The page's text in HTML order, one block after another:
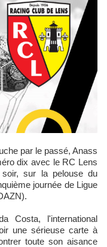
dix avec le RC Lens
sur la pelouse du
journée de Ligue
Costa, l'international
une sérieuse carte à
toute son aisance